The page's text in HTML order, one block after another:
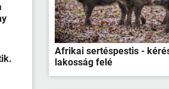
Afrikai sertéspestis -
lakosság felé